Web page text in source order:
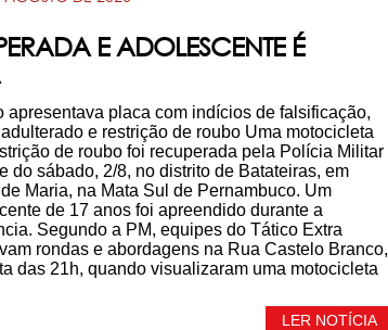
E ADOLESCENTE É
apresentava placa com indícios de falsificação,
e restrição de roubo Uma motocicleta
de roubo foi recuperada pela Polícia Militar
do sábado, 2/8, no distrito de Batateiras, em
Maria, na Mata Sul de Pernambuco. Um
de 17 anos foi apreendido durante a
Segundo a PM, equipes do Tático Extra
rondas e abordagens na Rua Castelo Branco,
das 21h, quando visualizaram uma motocicleta
LER NOTÍCIA